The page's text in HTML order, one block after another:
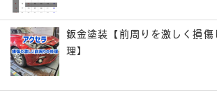
鈑金塗装【前周りを激しく損
理】